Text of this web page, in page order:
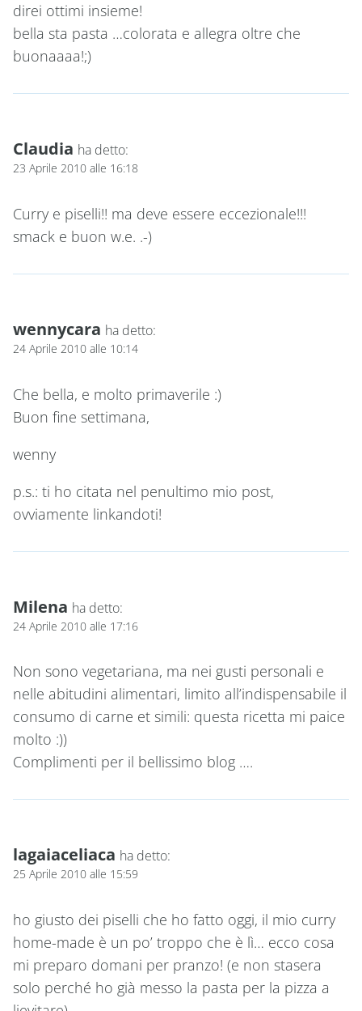
direi ottimi insieme!
bella sta pasta …colorata e allegra oltre che
buonaaaa!;)
Claudia ha detto:
23 Aprile 2010 alle 16:18
Curry e piselli!! ma deve essere eccezionale!!!
smack e buon w.e. .-)
wennycara ha detto:
24 Aprile 2010 alle 10:14
Che bella, e molto primaverile :)
Buon fine settimana,
wenny
p.s.: ti ho citata nel penultimo mio post,
ovviamente linkandoti!
Milena ha detto:
24 Aprile 2010 alle 17:16
Non sono vegetariana, ma nei gusti personali e
nelle abitudini alimentari, limito all’indispensabile il
consumo di carne et simili: questa ricetta mi paice
molto :))
Complimenti per il bellissimo blog ….
lagaiaceliaca ha detto:
25 Aprile 2010 alle 15:59
ho giusto dei piselli che ho fatto oggi, il mio curry
home-made è un po’ troppo che è lì… ecco cosa
mi preparo domani per pranzo! (e non stasera
solo perché ho già messo la pasta per la pizza a